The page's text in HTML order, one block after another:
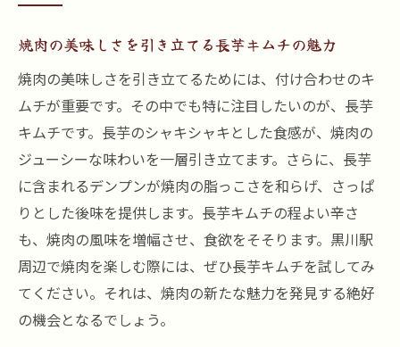
川駅で体験しよう
黒川駅の隠れた焼肉名店を探す
長芋キムチの作り方とその歴史
焼肉と長芋キムチの相性抜群の理由
黒川駅周辺のおすすめメニュー
焼肉をもっと楽しむための長芋キムチ活用
法
焼肉と長芋キムチの組み合わせが楽しめる
黒川駅周辺で楽しむ焼肉と長芋キムチの絶妙な
焼肉の美味しさを引き立てる長芋キムチの魅力
焼肉の美味しさを引き立てるためには、付け合わせのキ
ムチが重要です。その中でも特に注目したいのが、長芋
キムチです。長芋のシャキシャキとした食感が、焼肉の
ジューシーな味わいを一層引き立てます。さらに、長芋
に含まれるデンプンが焼肉の脂っこさを和らげ、さっぱ
りとした後味を提供します。長芋キムチの程よい辛さ
も、焼肉の風味を増幅させ、食欲をそそります。黒川駅
周辺で焼肉を楽しむ際には、ぜひ長芋キムチを試してみ
てください。それは、焼肉の新たな魅力を発見する絶好
の機会となるでしょう。